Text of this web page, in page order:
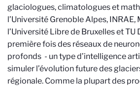
glaciologues, climatologues et
l’Université Grenoble Alpes, INRAE,
l’Université Libre de Bruxelles et TU
première fois des réseaux de
profonds - un type d’intelligence
simuler l’évolution future des
régionale. Comme la plupart des